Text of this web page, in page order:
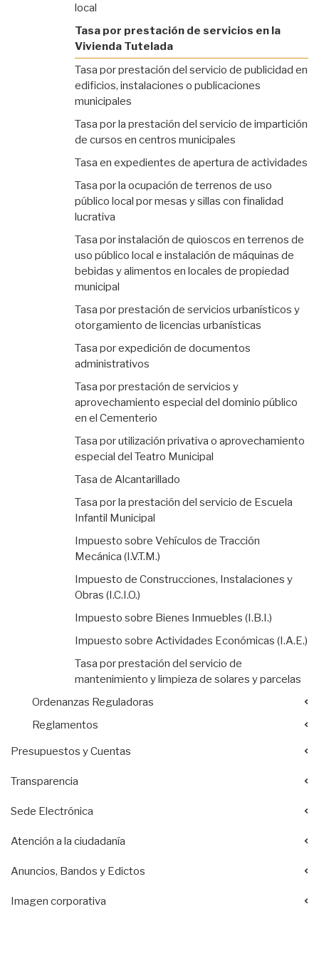
local
Tasa por prestación de servicios en la
Vivienda Tutelada
Tasa por prestación del servicio de publicidad en
edificios, instalaciones o publicaciones
municipales
Tasa por la prestación del servicio de impartición
de cursos en centros municipales
Tasa en expedientes de apertura de actividades
Tasa por la ocupación de terrenos de uso
público local por mesas y sillas con finalidad
lucrativa
Tasa por instalación de quioscos en terrenos de
uso público local e instalación de máquinas de
bebidas y alimentos en locales de propiedad
municipal
Tasa por prestación de servicios urbanísticos y
otorgamiento de licencias urbanísticas
Tasa por expedición de documentos
administrativos
Tasa por prestación de servicios y
aprovechamiento especial del dominio público
en el Cementerio
Tasa por utilización privativa o aprovechamiento
especial del Teatro Municipal
Tasa de Alcantarillado
Tasa por la prestación del servicio de Escuela
Infantil Municipal
Impuesto sobre Vehículos de Tracción
Mecánica (I.V.T.M.)
Impuesto de Construcciones, Instalaciones y
Obras (I.C.I.O.)
Impuesto sobre Bienes Inmuebles (I.B.I.)
Impuesto sobre Actividades Económicas (I.A.E.)
Tasa por prestación del servicio de
mantenimiento y limpieza de solares y parcelas
Ordenanzas Reguladoras
Reglamentos
Presupuestos y Cuentas
Transparencia
Sede Electrónica
Atención a la ciudadanía
Anuncios, Bandos y Edictos
Imagen corporativa